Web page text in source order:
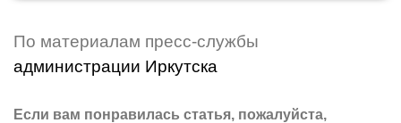
По материалам пресс-службы
администрации Иркутска
Если вам понравилась статья, пожалуйста,